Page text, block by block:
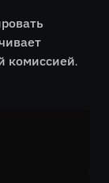
комиссией.